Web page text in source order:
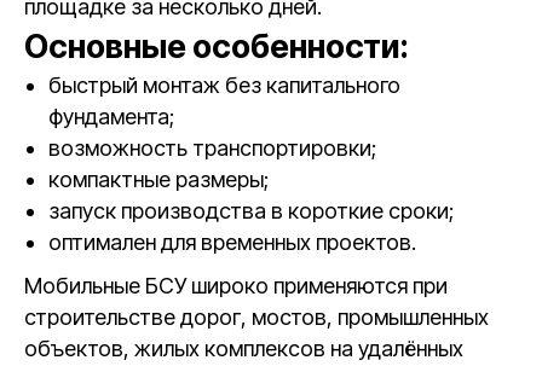
площадке за несколько дней.
Основные особенности:
быстрый монтаж без капитального
фундамента;
возможность транспортировки;
компактные размеры;
запуск производства в короткие сроки;
оптимален для временных проектов.
Мобильные БСУ широко применяются при
строительстве дорог, мостов, промышленных
объектов, жилых комплексов на удалённых